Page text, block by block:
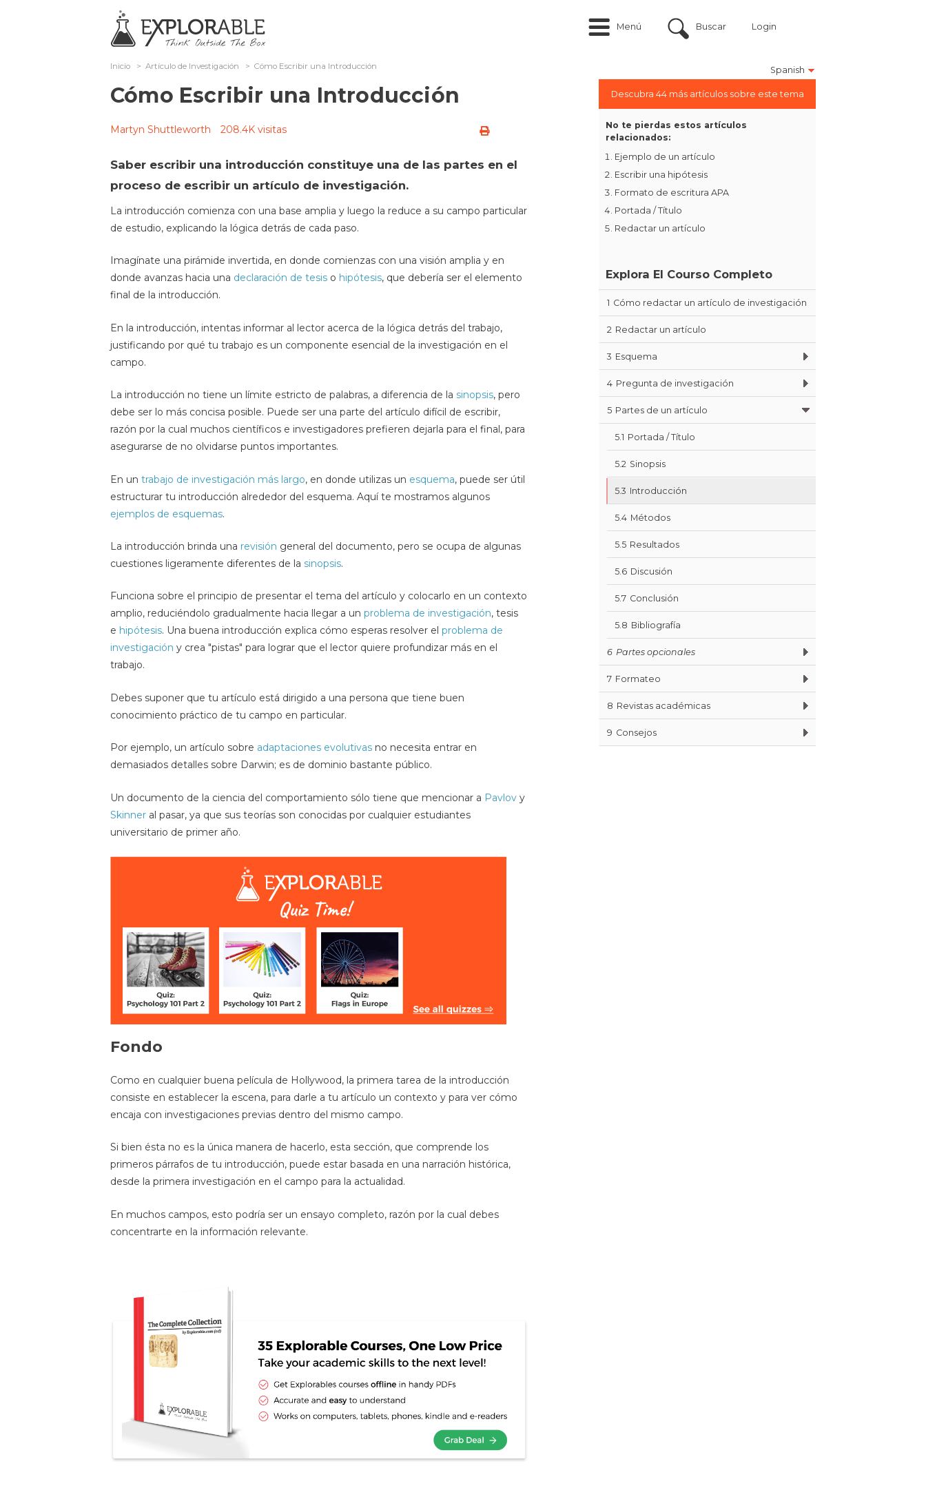
Menú Buscar Login
Spanish
Inicio > Artículo de Investigación > Cómo Escribir una Introducción
Cómo Escribir una Introducción
Martyn Shuttleworth 208.4K visitas
Saber escribir una introducción constituye una de las partes en el
proceso de escribir un artículo de investigación.
La introducción comienza con una base amplia y luego la reduce a su campo particular
de estudio, explicando la lógica detrás de cada paso.
Imagínate una pirámide invertida, en donde comienzas con una visión amplia y en
donde avanzas hacia una declaración de tesis o hipótesis, que debería ser el elemento
final de la introducción.
En la introducción, intentas informar al lector acerca de la lógica detrás del trabajo,
justificando por qué tu trabajo es un componente esencial de la investigación en el
campo.
La introducción no tiene un límite estricto de palabras, a diferencia de la sinopsis, pero
debe ser lo más concisa posible. Puede ser una parte del artículo difícil de escribir,
razón por la cual muchos científicos e investigadores prefieren dejarla para el final, para
asegurarse de no olvidarse puntos importantes.
En un trabajo de investigación más largo, en donde utilizas un esquema, puede ser útil
estructurar tu introducción alrededor del esquema. Aquí te mostramos algunos
ejemplos de esquemas.
La introducción brinda una revisión general del documento, pero se ocupa de algunas
cuestiones ligeramente diferentes de la sinopsis.
Funciona sobre el principio de presentar el tema del artículo y colocarlo en un contexto
amplio, reduciéndolo gradualmente hacia llegar a un problema de investigación, tesis
e hipótesis. Una buena introducción explica cómo esperas resolver el problema de
investigación y crea "pistas" para lograr que el lector quiere profundizar más en el
trabajo.
Debes suponer que tu artículo está dirigido a una persona que tiene buen
conocimiento práctico de tu campo en particular.
Por ejemplo, un artículo sobre adaptaciones evolutivas no necesita entrar en
demasiados detalles sobre Darwin; es de dominio bastante público.
Un documento de la ciencia del comportamiento sólo tiene que mencionar a Pavlov y
Skinner al pasar, ya que sus teorías son conocidas por cualquier estudiantes
universitario de primer año.
Fondo
Como en cualquier buena película de Hollywood, la primera tarea de la introducción
consiste en establecer la escena, para darle a tu artículo un contexto y para ver cómo
encaja con investigaciones previas dentro del mismo campo.
Si bien ésta no es la única manera de hacerlo, esta sección, que comprende los
primeros párrafos de tu introducción, puede estar basada en una narración histórica,
desde la primera investigación en el campo para la actualidad.
En muchos campos, esto podría ser un ensayo completo, razón por la cual debes
concentrarte en la información relevante.
Descubra 44 más artículos sobre este tema
No te pierdas estos artículos
relacionados:
Ejemplo de un artículo
Escribir una hipótesis
Formato de escritura APA
Portada / Título
Redactar un artículo
Explora El Courso Completo
1 Cómo redactar un artículo de investigación
2 Redactar un artículo
3 Esquema
4 Pregunta de investigación
5 Partes de un artículo
5.1 Portada / Título
5.2 Sinopsis
5.3 Introducción
5.4 Métodos
5.5 Resultados
5.6 Discusión
5.7 Conclusión
5.8 Bibliografía
6 Partes opcionales
7 Formateo
8 Revistas académicas
9 Consejos